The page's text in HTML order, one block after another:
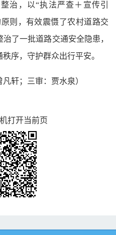
治，以“执法严查＋宣传引
则，有效震慑了农村道路交
了一批道路交通安全隐患，
序，守护群众出行平安。
轩；三审：贾水泉）
打开当前页